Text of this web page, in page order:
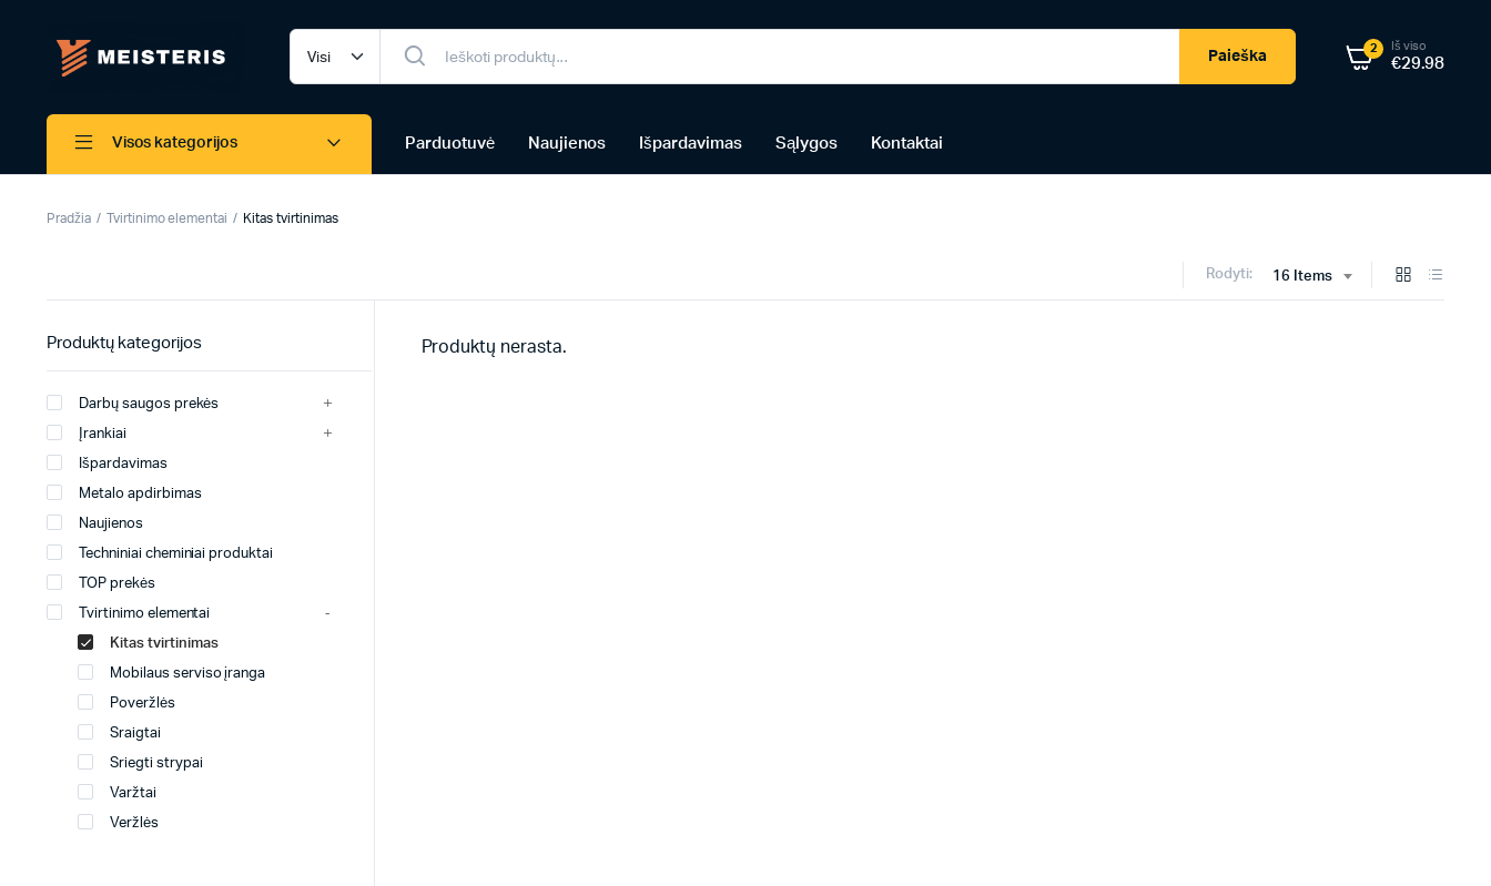
Paieška 2 Iš viso
€29.98
Visos kategorijos Parduotuvė Naujienos Išpardavimas Sąlygos Kontaktai
Pradžia Tvirtinimo elementai Kitas tvirtinimas
Rodyti: 16 Items
Produktų nerasta.
Produktų kategorijos
Darbų saugos prekės
Įrankiai
Išpardavimas
Metalo apdirbimas
Naujienos
Techniniai cheminiai produktai
TOP prekės
Tvirtinimo elementai
Kitas tvirtinimas
Mobilaus serviso įranga
Poveržlės
Sraigtai
Sriegti strypai
Varžtai
Veržlės